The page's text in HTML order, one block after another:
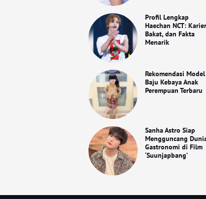
Profil Lengkap
Haechan NCT:
Bakat, dan Fakta
Menarik
Rekomendasi Model
Baju Kebaya Anak
Perempuan Terbaru
Sanha Astro Siap
Mengguncang
Gastronomi di Film
‘Suunjapbang’